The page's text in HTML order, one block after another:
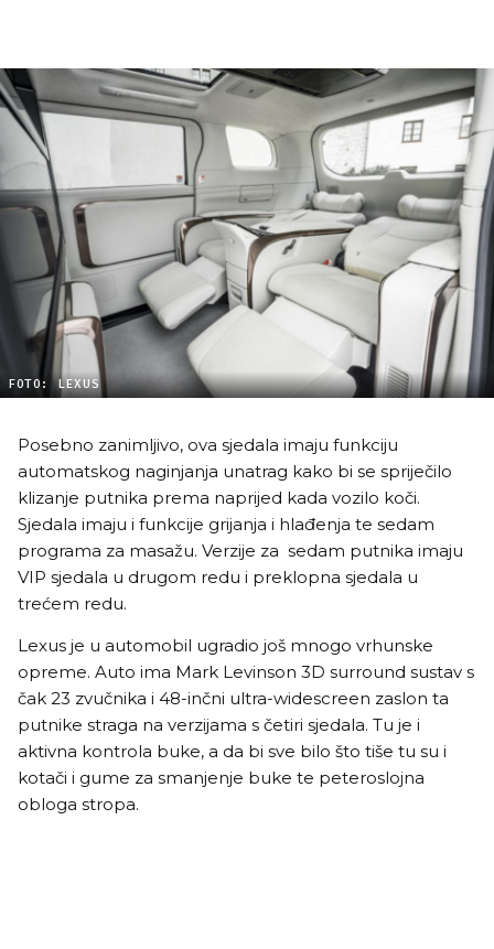
FOTO: LEXUS
Posebno zanimljivo, ova sjedala imaju funkciju
automatskog naginjanja unatrag kako bi se spriječilo
klizanje putnika prema naprijed kada vozilo koči.
Sjedala imaju i funkcije grijanja i hlađenja te sedam
programa za masažu. Verzije za sedam putnika imaju
VIP sjedala u drugom redu i preklopna sjedala u
trećem redu.
Lexus je u automobil ugradio još mnogo vrhunske
opreme. Auto ima Mark Levinson 3D surround sustav s
čak 23 zvučnika i 48-inčni ultra-widescreen zaslon ta
putnike straga na verzijama s četiri sjedala. Tu je i
aktivna kontrola buke, a da bi sve bilo što tiše tu su i
kotači i gume za smanjenje buke te peteroslojna
obloga stropa.